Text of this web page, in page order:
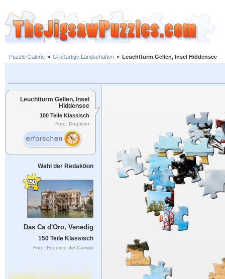
Puzzle Galerie » Großartige Landschaften » Leuchtturm Gellen, Insel Hiddensee
Leuchtturm Gellen, Insel
Hiddensee
100 Teile Klassisch
Foto: Drepicter
Wahl der Redaktion
Das Ca d'Oro, Venedig
150 Teile Klassisch
Foto: Federico del Campo